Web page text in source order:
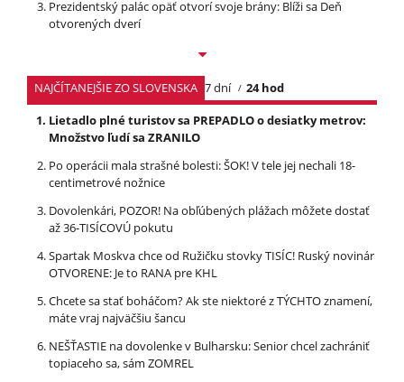
Prezidentský palác opäť otvorí svoje brány: Blíži sa Deň
otvorených dverí
NAJČÍTANEJŠIE ZO SLOVENSKA 7 dní
24 hod
Lietadlo plné turistov sa PREPADLO o desiatky metrov:
Množstvo ľudí sa ZRANILO
Po operácii mala strašné bolesti: ŠOK! V tele jej nechali 18-
centimetrové nožnice
Dovolenkári, POZOR! Na obľúbených plážach môžete dostať
až 36-TISÍCOVÚ pokutu
Spartak Moskva chce od Ružičku stovky TISÍC! Ruský novinár
OTVORENE: Je to RANA pre KHL
Chcete sa stať boháčom? Ak ste niektoré z TÝCHTO znamení,
máte vraj najväčšiu šancu
NEŠŤASTIE na dovolenke v Bulharsku: Senior chcel zachrániť
topiaceho sa, sám ZOMREL